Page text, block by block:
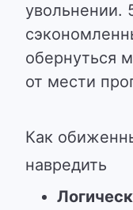
увольнении.
обернуться
от мести
Как
навредить